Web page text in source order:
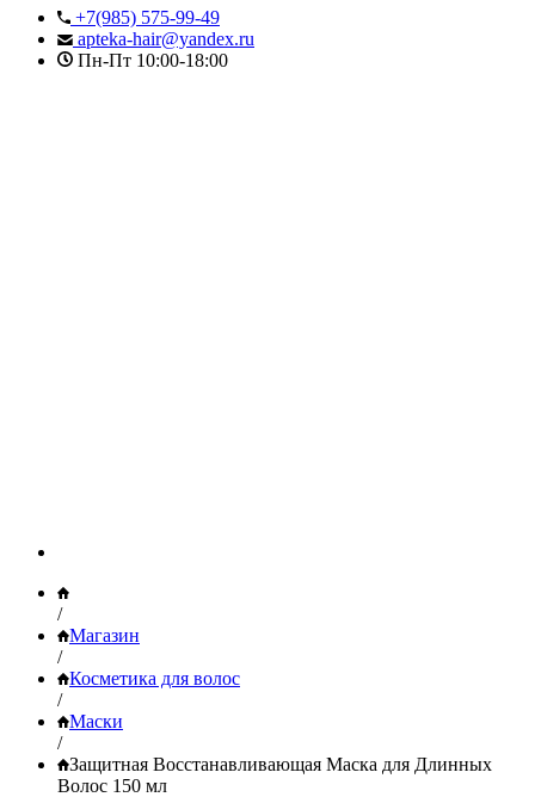
+7(985) 575-99-49
apteka-hair@yandex.ru
Пн-Пт 10:00-18:00
/
Магазин
/
Косметика для волос
/
Маски
/
Защитная Восстанавливающая Маска для Длинных
Волос 150 мл